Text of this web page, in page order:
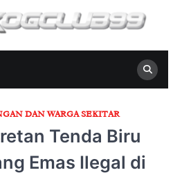
DAN WARGA SEKITAR
Tenda Biru
Emas Ilegal di